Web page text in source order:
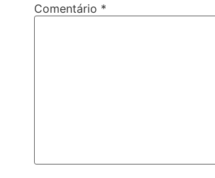
Comentário *